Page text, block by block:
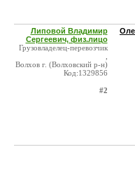
Липовой Владимир
Сергеевич, физ.лицо
Грузовладелец-перевозчик
Волхов г. (Волховский р-н)
Код:1329856
#2